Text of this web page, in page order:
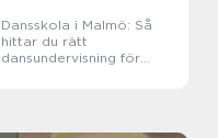
Dansskola i Malmö: Så
hittar du rätt
dansundervisning för